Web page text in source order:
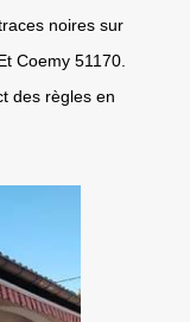
noires sur
Coemy 51170.
des règles en